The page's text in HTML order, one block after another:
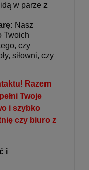
w parze z
Nasz
Twoich
czy
siłowni, czy
Razem
Twoje
i szybko
czy biuro z
i